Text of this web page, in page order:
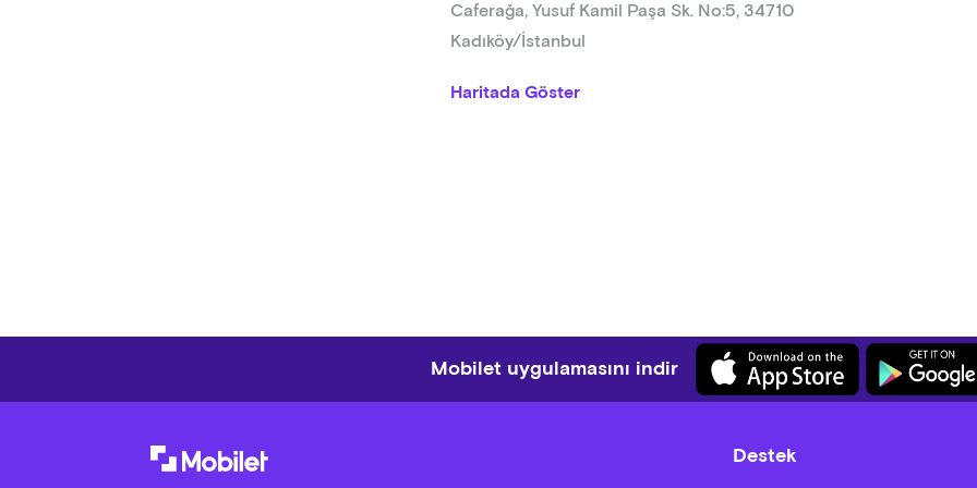
Caferağa, Yusuf Kamil Paşa Sk. No:5, 34710
Kadıköy/İstanbul
Haritada Göster
Mobilet uygulamasını indir
Destek